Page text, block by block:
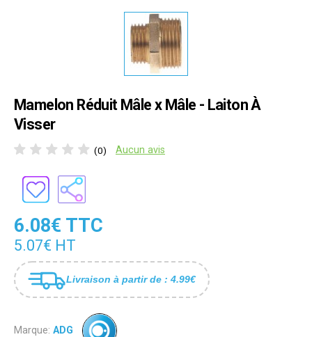
Mamelon Réduit Mâle x Mâle - Laiton À
Visser
(0) Aucun avis
6.08€ TTC
5.07€ HT
Livraison à partir de : 4.99€
Marque: ADG